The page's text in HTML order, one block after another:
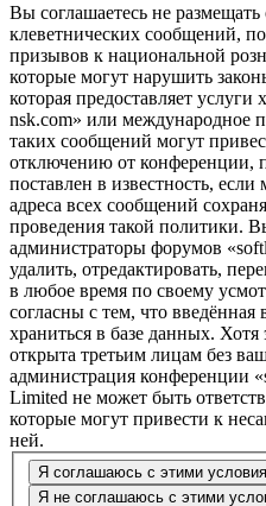
Вы соглашаетесь не
клеветнических сообщений,
призывов к национальной
которые могут нарушить
которая предоставляет
nsk.com» или международное
таких сообщений могут
отключению от конференции,
поставлен в известность,
адреса всех сообщений
проведения такой политики.
администраторы форумов
удалить, отредактировать,
в любое время по своему
согласны с тем, что
храниться в базе данных.
открыта третьим лицам без
администрация конференции
Limited не может быть
которые могут привести к
ней.